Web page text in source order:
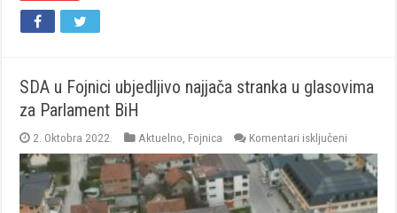
SDA u Fojnici ubjedljivo najjača stranka u glasovima
za Parlament BiH
2. Oktobra 2022. Aktuelno, Fojnica Komentari isključeni
SDA
u
Fojnici
ubjedljivo
najjača